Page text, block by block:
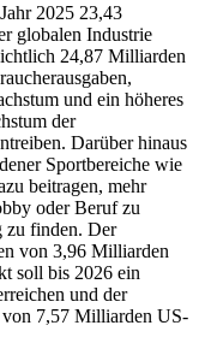
2025 23,43
globalen Industrie
24,87 Milliarden
und ein höheres
der
Darüber hinaus
Sportbereiche wie
beitragen, mehr
oder Beruf zu
zu finden. Der
von 3,96 Milliarden
soll bis 2026 ein
und der
7,57 Milliarden US-